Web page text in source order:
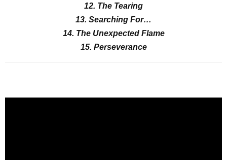
12. The Tearing
13. Searching For…
14. The Unexpected Flame
15. Perseverance